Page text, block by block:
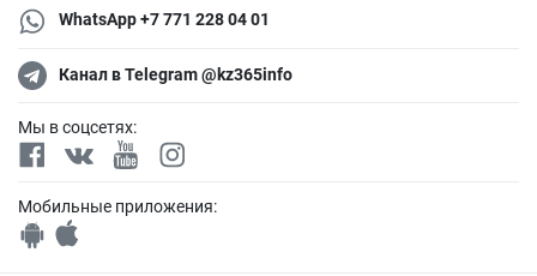
WhatsApp +7 771 228 04 01
Канал в Telegram @kz365info
Мы в соцсетях:
Мобильные приложения: